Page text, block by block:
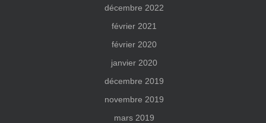
décembre 2022
février 2021
février 2020
janvier 2020
décembre 2019
novembre 2019
mars 2019